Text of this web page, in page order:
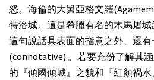
怒。海倫的大舅亞格文羅
特洛城。這是希臘有名的木馬屠
這句說話具表面的指意之外、還
(connotative) 。若要充份了解其
的『傾國傾城』之貌和『紅顏禍